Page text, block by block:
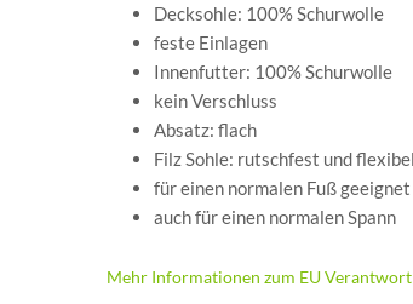
Decksohle: 100% Schurwolle
feste Einlagen
Innenfutter: 100% Schurwolle
kein Verschluss
Absatz: flach
Filz Sohle: rutschfest und flexibel
für einen normalen Fuß geeignet
auch für einen normalen Spann
Mehr Informationen zum EU